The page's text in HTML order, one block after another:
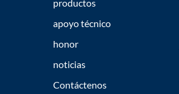
productos
apoyo técnico
honor
noticias
Contáctenos